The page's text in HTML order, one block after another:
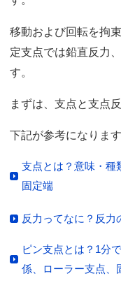
移動および回転を拘
定支点では鉛直反力
す。
まずは、支点と支点
下記が参考になります
支点とは？意味・種
固定端
反力ってなに？反力
ピン支点とは？1分
係、ローラー支点、